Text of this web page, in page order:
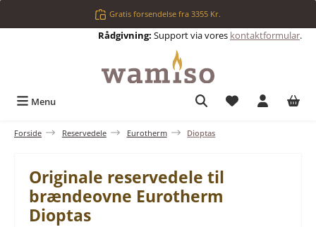
Gratis forsendelse fra 3355 Kr.
Rådgivning: Support via vores kontaktformular.
Menu Du har 0
Forside Reservedele Eurotherm Dioptas
Originale reservedele til
brændeovne Eurotherm
Dioptas